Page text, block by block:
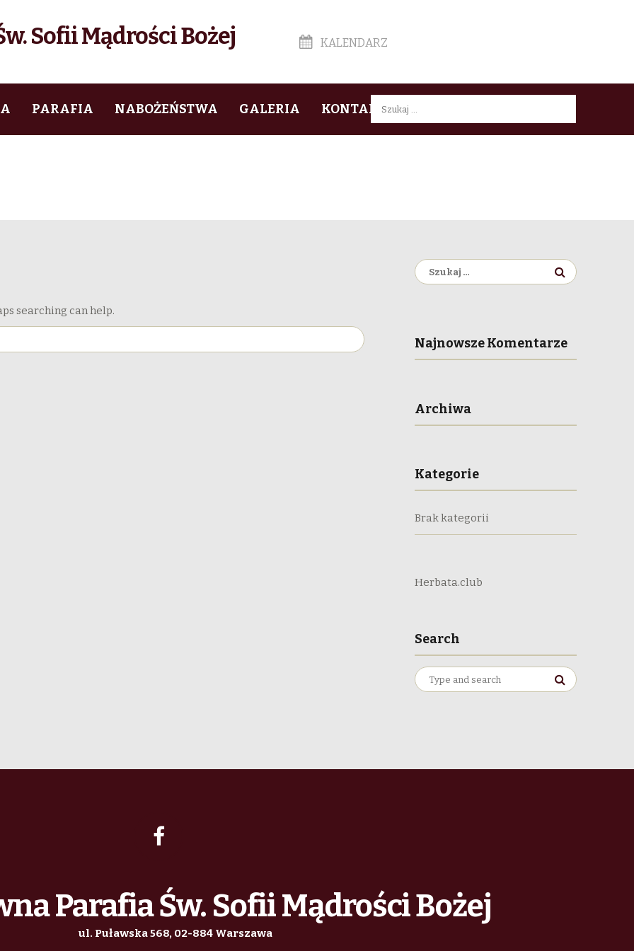
Sofii Mądrości Bożej KALENDARZ
PARAFIA NABOŻEŃSTWA GALERIA KONTAKTSzukaj:
searching can help.
Szukaj:
Najnowsze Komentarze
Archiwa
Kategorie
Brak kategorii
Herbata.club
Search
Search
for:
Parafia Św. Sofii Mądrości Bożej
ul. Puławska 568, 02-884 Warszawa